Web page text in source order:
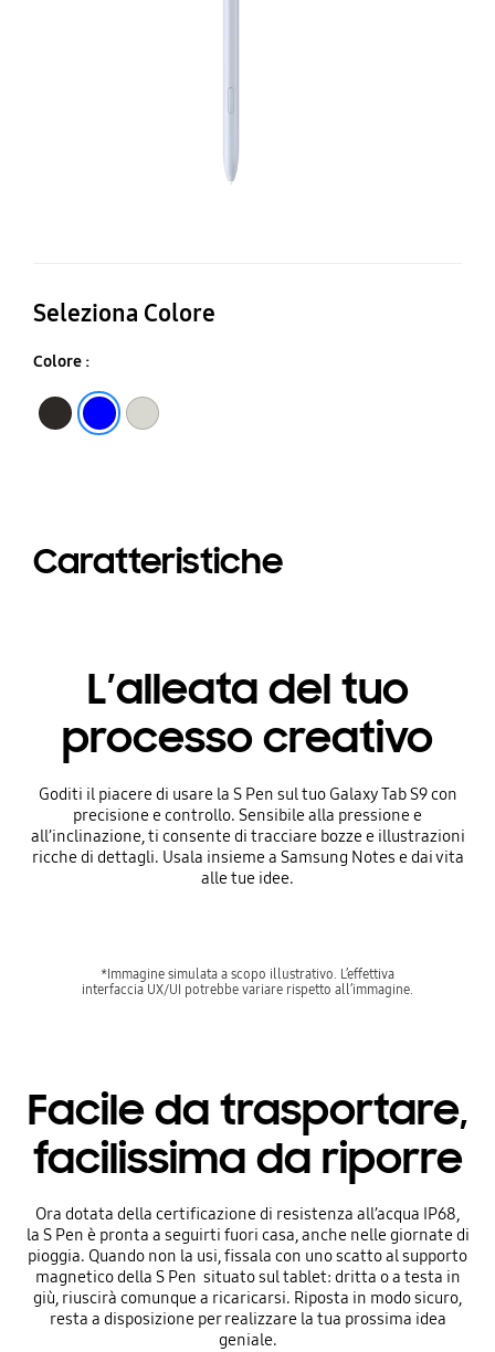
Seleziona Colore
Colore :
Caratteristiche
L’alleata del tuo
processo creativo
Goditi il piacere di usare la S Pen sul tuo Galaxy Tab S9 con
precisione e controllo. Sensibile alla pressione e
all’inclinazione, ti consente di tracciare bozze e illustrazioni
ricche di dettagli. Usala insieme a Samsung Notes e dai vita
alle tue idee.
*Immagine simulata a scopo illustrativo. L’effettiva
interfaccia UX/UI potrebbe variare rispetto all’immagine.
Facile da trasportare,
facilissima da riporre
Ora dotata della certificazione di resistenza all’acqua IP68,
la S Pen è pronta a seguirti fuori casa, anche nelle giornate di
pioggia. Quando non la usi, fissala con uno scatto al supporto
magnetico della S Pen situato sul tablet: dritta o a testa in
giù, riuscirà comunque a ricaricarsi. Riposta in modo sicuro,
resta a disposizione per realizzare la tua prossima idea
geniale.